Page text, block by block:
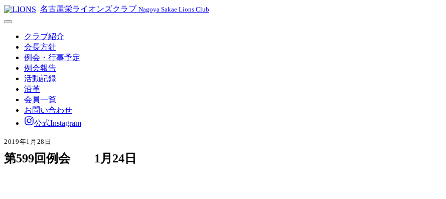
名古屋栄ライオンズクラブ Nagoya Sakae Lions Club
クラブ紹介
会長方針
例会・行事予定
例会報告
活動記録
沿革
会員一覧
お問い合わせ
公式Instagram
2019年1月28日
第599回例会 1月24日